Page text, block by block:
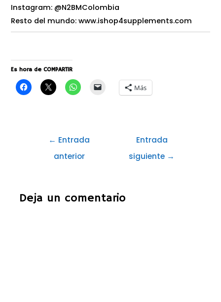
Instagram: @N2BMColombia
Resto del mundo: www.ishop4supplements.com
Es hora de COMPARTIR
Más
← Entrada
anterior
Entrada
siguiente →
Deja un comentario